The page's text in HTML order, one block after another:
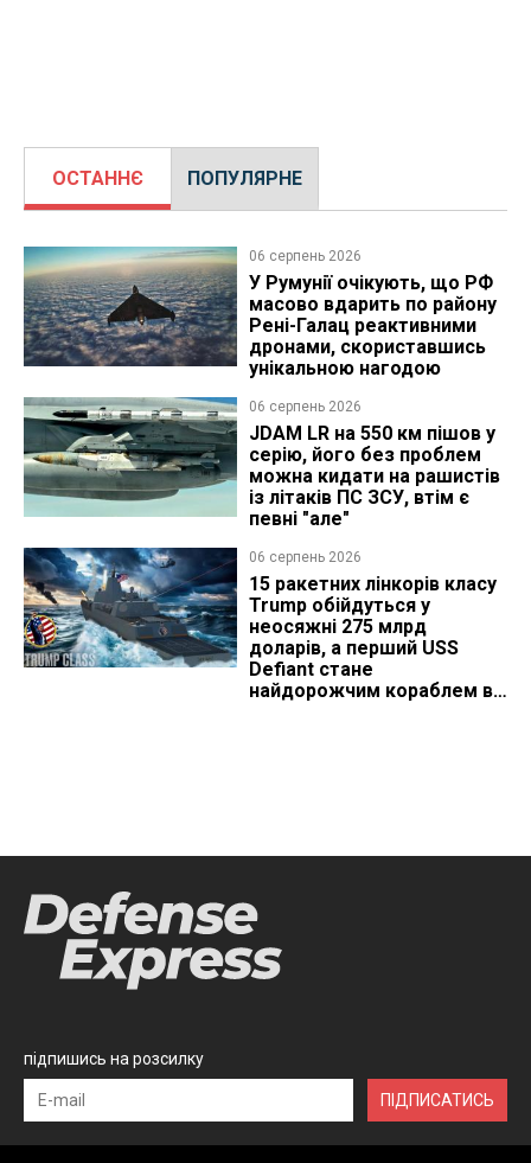
ОСТАННЄ ПОПУЛЯРНЕ
06 серпень 2026
У Румунії очікують, що РФ
масово вдарить по району
Рені-Галац реактивними
дронами, скориставшись
унікальною нагодою
06 серпень 2026
JDAM LR на 550 км пішов у
серію, його без проблем
можна кидати на рашистів
із літаків ПС ЗСУ, втім є
певні "але"
06 серпень 2026
15 ракетних лінкорів класу
Trump обійдуться у
неосяжні 275 млрд
доларів, а перший USS
Defiant стане
найдорожчим кораблем в
підпишись на розсилку
ПІДПИСАТИСЬ